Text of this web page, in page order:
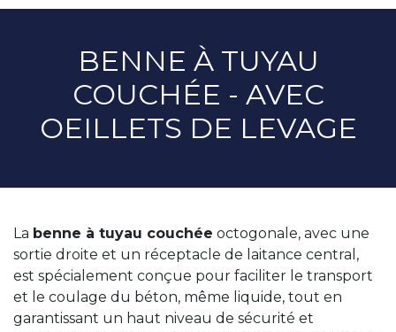
BENNE À TUYAU
COUCHÉE - AVEC
OEILLETS DE LEVAGE
La benne à tuyau couchée octogonale, avec une
sortie droite et un réceptacle de laitance central,
est spécialement conçue pour faciliter le transport
et le coulage du béton, même liquide, tout en
garantissant un haut niveau de sécurité et